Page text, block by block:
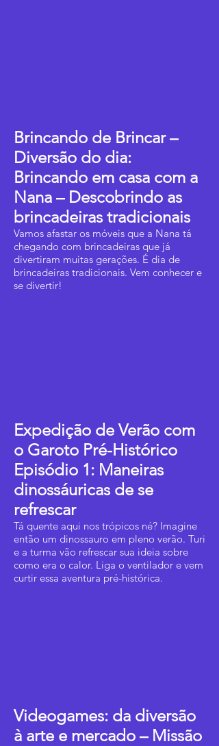
Brincando de Brincar –
Diversão do dia:
Brincando em casa com a
Nana – Descobrindo as
brincadeiras tradicionais
Vamos afastar os móveis que a Nana tá
chegando com brincadeiras que já
divertiram muitas gerações. É dia de
brincadeiras tradicionais. Vem conhecer e
se divertir!
Expedição de Verão com
o Garoto Pré-Histórico
Episódio 1: Maneiras
dinossáuricas de se
refrescar
Tá quente aqui nos trópicos né? Imagine
então um dinossauro em pleno verão. Turi
e a turma vão refrescar sua ideia sobre
como era o calor. Liga o ventilador e vem
curtir essa aventura pré-histórica.
Videogames: da diversão
à arte e mercado – Missão